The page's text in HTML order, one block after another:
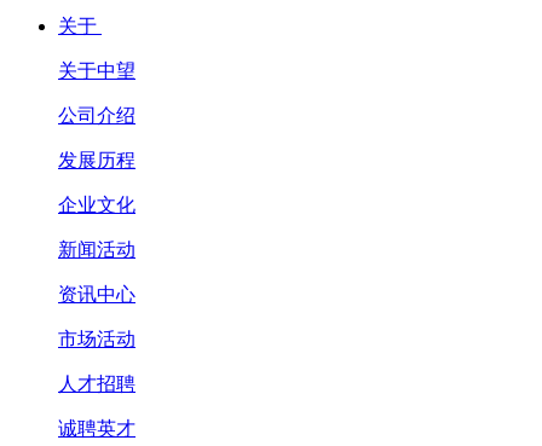
关于
关于中望
公司介绍
发展历程
企业文化
新闻活动
资讯中心
市场活动
人才招聘
诚聘英才